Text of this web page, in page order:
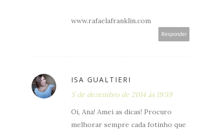
www.rafaelafranklin.com
Responder
ISA GUALTIERI
5 de dezembro de 2014 às 19:59
Oi, Ana! Amei as dicas! Procuro
melhorar sempre cada fotinho que